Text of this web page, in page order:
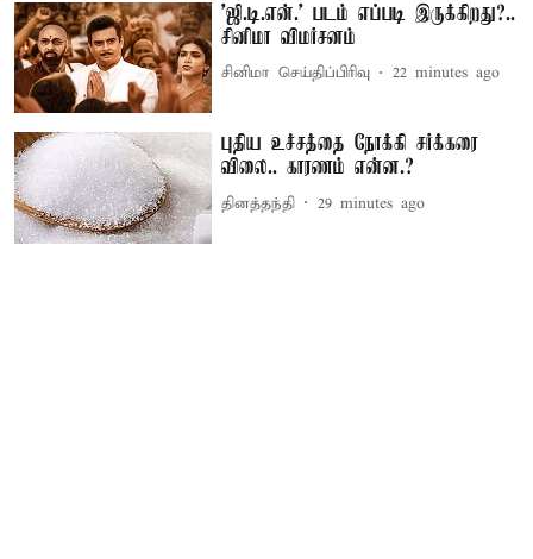
'ஜி.டி.என்.' படம் எப்படி இருக்கிறது?..
சினிமா விமர்சனம்
சினிமா செய்திப்பிரிவு 22 minutes ago
புதிய உச்சத்தை நோக்கி சர்க்கரை
விலை.. காரணம் என்ன.?
தினத்தந்தி 29 minutes ago